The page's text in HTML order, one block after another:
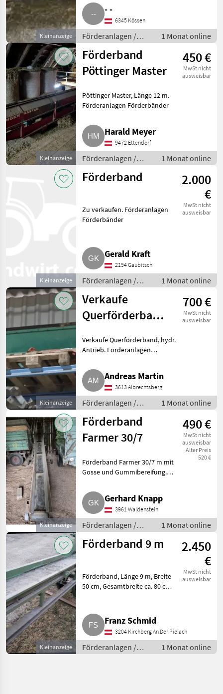
Kleinanzeige
Leichter Rost unten, aber voll
funktionsfähig. Fördera
- -
6345 Kössen
Förderanlagen /
Förderbänder
1 Monat online
Kleinanzeige
Förderband
Pöttinger Master
450 €
MwSt nicht
ausweisbar
Pöttinger Master, Länge 12 m.
Förderanlagen Förderbänder
Harald Meyer
9472 Ettendorf
Förderanlagen /
Förderbänder
1 Monat online
Kleinanzeige
Förderband
2.000
€
MwSt nicht
ausweisbar
Zu verkaufen. Förderanlagen
Förderbänder
Gerald Kraft
2154 Gaubitsch
Förderanlagen /
Förderbänder
1 Monat online
Kleinanzeige
Verkaufe
Querförderband,
700 €
MwSt nicht
ausweisbar
Verkaufe Querförderband, hydr.
Antrieb. Förderanlagen
Andreas Martin
3613 Albrechtsberg
Förderanlagen /
Förderbänder
1 Monat online
Kleinanzeige
Förderband
Farmer 30/7
490 €
MwSt nicht
ausweisbar
Alter Preis
520 €
Förderband Farmer 30/7 m mit
Gosse und Gummibereifung.
Gerhard Knapp
3961 Waldenstein
Förderanlagen /
Förderbänder
1 Monat online
Kleinanzeige
Förderband 9 m
2.450
€
MwSt nicht
ausweisbar
Förderband, Länge 9 m, Breite
50 cm, Gesamtbreite ca. 80 cm,
eingeleitet. Förderanlagen
FörderbänderFranz Schmid
3204 Kirchberg An Der Pielach
Förderanlagen /
Förderbänder
1 Monat online